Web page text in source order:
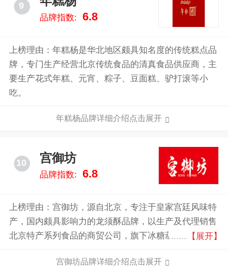
9
品牌指数: 6.8
上榜理由：年糕杨是华北地区颇具知名度的传统糕点品
牌，专门生产经营北京传统食品的清真食品供应商，主
要生产花式年糕、元宵、粽子、豆面糕、驴打滚等小
吃。
年糕杨品牌详细介绍点击展开
10 宫御坊
品牌指数: 6.8
上榜理由：宫御坊，源自北京，专注于皇家宫廷风味特
产，国内颇具影响力的龙须酥品牌，以生产及代理销售
北京特产系列食品的商贸公司，旗下冰糖葫芦、手工龙
【展开】
宫御坊品牌详细介绍点击展开